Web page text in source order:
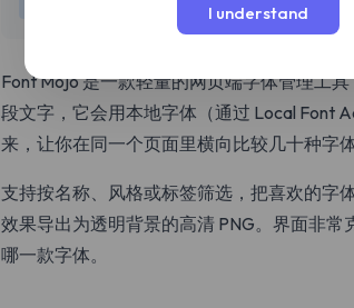
Font Mojo 是一款轻量的网页端字体管理工
段文字，它会用本地字体（通过 Local Font
来，让你在同一个页面里横向比较几十种字体
支持按名称、风格或标签筛选，把喜欢的字
效果导出为透明背景的高清 PNG。界面非
哪一款字体。
I understand